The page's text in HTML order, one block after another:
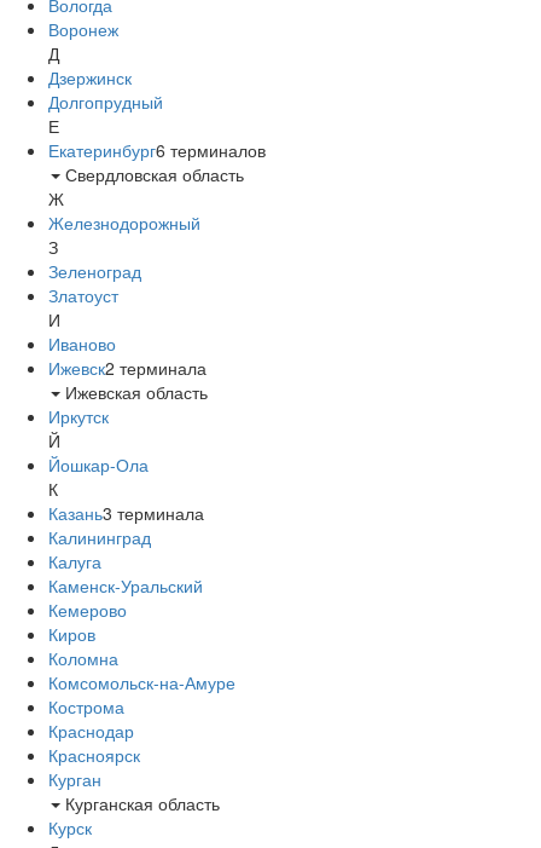
Вологда
Воронеж
Д
Дзержинск
Долгопрудный
Е
Екатеринбург6 терминалов
Свердловская область
Ж
Железнодорожный
З
Зеленоград
Златоуст
И
Иваново
Ижевск2 терминала
Ижевская область
Иркутск
Й
Йошкар-Ола
К
Казань3 терминала
Калининград
Калуга
Каменск-Уральский
Кемерово
Киров
Коломна
Комсомольск-на-Амуре
Кострома
Краснодар
Красноярск
Курган
Курганская область
Курск